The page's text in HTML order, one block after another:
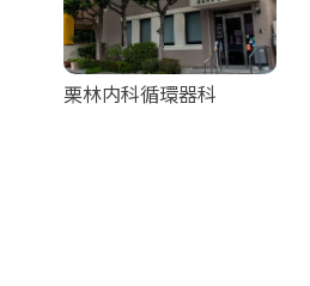
栗林内科循環器科